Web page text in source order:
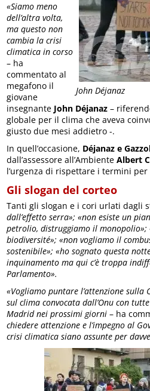
John Déjanaz
«Siamo meno
dell’altra volta,
ma questo non
cambia la crisi
climatica in corso
– ha
commentato al
megafono il
giovane
insegnante John Déjanaz –
globale per il clima che aveva
giusto due mesi addietro -.
In quell’occasione, Déjanaz e
dall’assessore all’AmbienteAlbert
l’urgenza di rispettare i termini
Gli slogan del corteo
Tanti gli slogan e i cori urlati dagli
dall’effetto serra»; «non esiste un
petrolio, distruggiamo il monopolio»;
biodiversité»; «non vogliamo il
sostenibile»; «ho sognato questa
inquinamento ma qui c’è troppa
Parlamento».
«Vogliamo puntare l’attenzione sulla
sul clima convocata dall’Onu con
Madrid nei prossimi giorni – ha
chiedere attenzione e l’impegno al
crisi climatica siano assunte per